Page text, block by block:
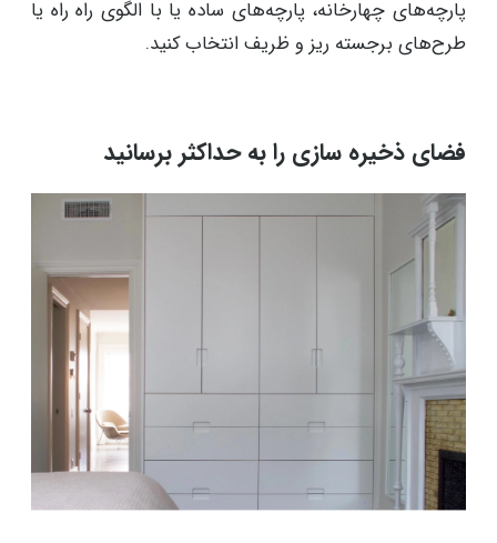
بهتر است اثاثیه یا لوازم داخلی برای دکوراسیون اتاق کوچک
را کاملا ساده انتخاب کنید. به عنوان نمونه به جای انتخاب
پارچه‌های چهارخانه، پارچه‌های ساده یا با الگوی راه راه یا
طرح‌های برجسته ریز و ظریف انتخاب کنید.
فضای ذخیره سازی را به حداکثر برسانید